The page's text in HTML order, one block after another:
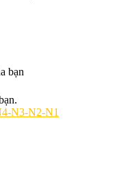
bạn
N3-N2-N1